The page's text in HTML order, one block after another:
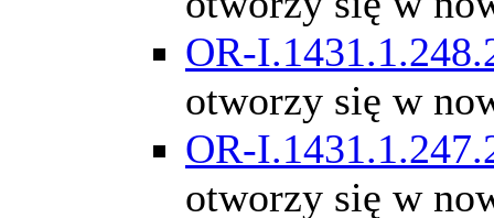
OR-
otworzy się w
OR-
otworzy się w